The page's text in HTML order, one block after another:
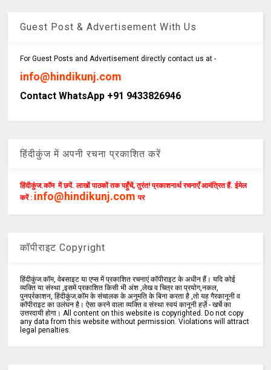
Guest Post & Advertisement With Us
For Guest Posts and Advertisement directly contact us at -
info@hindikunj.com
Contact WhatsApp +91 9433826946
हिंदीकुंज में अपनी रचना प्रकाशित करें
हिंदीकुंज.कॉम में छपें. लाखों पाठकों तक पहुँचें, तुरंत! प्रकाशनार्थ रचनाएँ आमंत्रित हैं. ईमेल
करें : info@hindikunj.com पर
कॉपीराइट Copyright
हिंदीकुंज.कॉम, वेबसाइट या एप्स में प्रकाशित रचनाएं कॉपीराइट के अधीन हैं। यदि कोई
व्यक्ति या संस्था ,इसमें प्रकाशित किसी भी अंश ,लेख व चित्र का प्रयोग,नकल,
पुनर्प्रकाशन, हिंदीकुंज.कॉम के संचालक के अनुमति के बिना करता है ,तो यह गैरकानूनी व
कॉपीराइट का उलंघन है। ऐसा करने वाला व्यक्ति व संस्था स्वयं कानूनी हर्ज़े - खर्चे का
उत्तरदायी होगा। All content on this website is copyrighted. Do not copy
any data from this website without permission. Violations will attract
legal penalties.